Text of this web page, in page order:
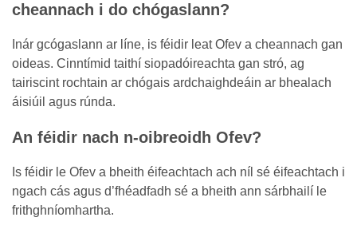
cheannach i do chógaslann?
Inár gcógaslann ar líne, is féidir leat Ofev a cheannach gan
oideas. Cinntímid taithí siopadóireachta gan stró, ag
tairiscint rochtain ar chógais ardchaighdeáin ar bhealach
áisiúil agus rúnda.
An féidir nach n-oibreoidh Ofev?
Is féidir le Ofev a bheith éifeachtach ach níl sé éifeachtach i
ngach cás agus d’fhéadfadh sé a bheith ann sárbhailí le
frithghníomhartha.